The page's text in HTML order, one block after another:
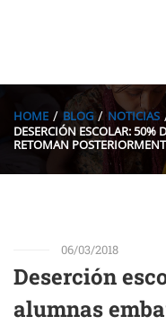
HOME BLOG
NOTICIAS
DESERCIÓN ESCOLAR: 50%
RETOMAN
06/03/2018
Deserción
alumnas